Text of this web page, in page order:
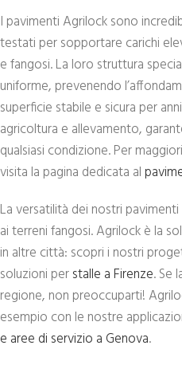
I pavimenti Agrilock sono
testati per sopportare carichi
e fangosi. La loro struttura
uniforme, prevenendo
superficie stabile e sicura per
agricoltura e allevamento,
qualsiasi condizione. Per
visita la pagina dedicata al
La versatilità dei nostri
ai terreni fangosi. Agrilock è la
in altre città: scopri i nostri
soluzioni perstalle a Firenze. Se
regione, non preoccuparti!
esempio con le nostre
e aree di servizio a Genova.